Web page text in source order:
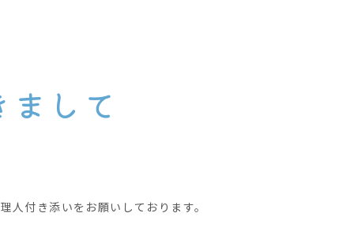
まして
付き添いをお願いしております。